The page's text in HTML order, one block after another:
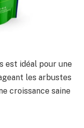
est idéal pour une
les arbustes
croissance saine